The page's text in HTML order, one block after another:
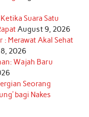
Suara Satu
August 9, 2026
Merawat Akal Sehat
2026
Wajah Baru
Seorang
bagi Nakes